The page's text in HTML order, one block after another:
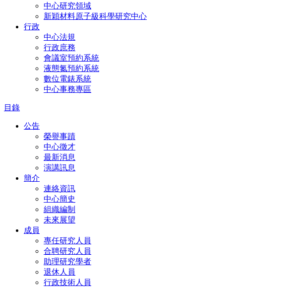
中心研究領域
新穎材料原子級科學研究中心
行政
中心法規
行政庶務
會議室預約系統
液態氮預約系統
數位電錶系統
中心事務專區
目錄
公告
榮譽事蹟
中心徵才
最新消息
演講訊息
簡介
連絡資訊
中心簡史
組織編制
未來展望
成員
專任研究人員
合聘研究人員
助理研究學者
退休人員
行政技術人員